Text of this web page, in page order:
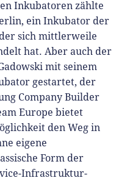
Inkubatoren zählte
ein Inkubator der
sich mittlerweile
hat. Aber auch der
mit seinem
gestartet, der
Company Builder
Europe bietet
den Weg in
eigene
Form der
Infrastruktur-